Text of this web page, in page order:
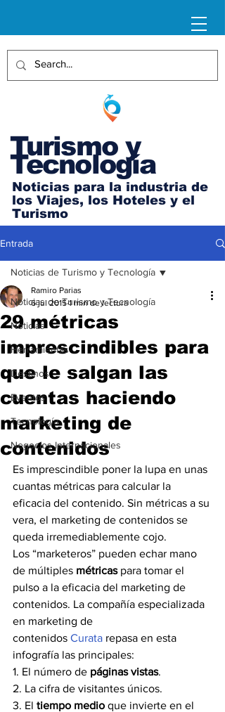
Turismo y
Tecnología
Noticias para la industria de
los Viajes, los Hoteles y el
Turismo
Entrada
Noticias de Turismo y Tecnología
Noticias
Herramientas
Destinos
Eventos
Tecnología
Negocios Internacionales
Noticias de Turismo y Tecnología
29 métricas
imprescindibles para
que le salgan las
cuentas haciendo
marketing de
contenidos
Ramiro Parias
6 jul 2015 1 min de lectura
Es imprescindible poner la lupa en unas
cuantas métricas para calcular la
eficacia del contenido. Sin métricas a su
vera, el marketing de contenidos se
queda irremediablemente cojo.
Los “marketeros” pueden echar mano
de múltiples métricas para tomar el
pulso a la eficacia del marketing de
contenidos. La compañía especializada
en marketing de
contenidos Curata repasa en esta
infografía las principales:
1. El número de páginas vistas.
2. La cifra de visitantes únicos.
3. El tiempo medio que invierte en el